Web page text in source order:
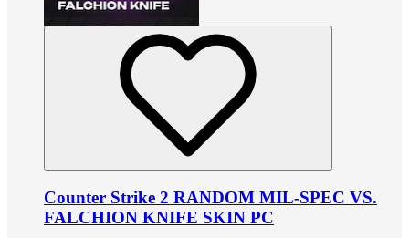
Counter Strike 2 RANDOM MIL-SPEC VS.
FALCHION KNIFE SKIN PC